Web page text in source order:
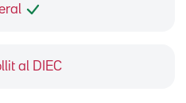
al DIEC